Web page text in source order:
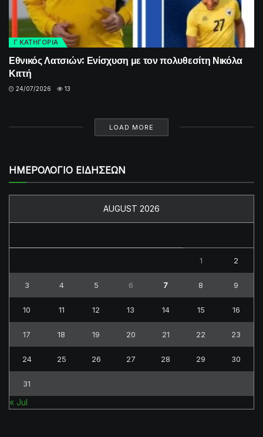
Γ ΚΑΤΗΓΟΡΙΑ
Εθνικός Λατσιών: Ενίσχυση με τον πολυθεσίτη Νικόλα
Κιττή
24/07/2026 13
LOAD MORE
ΗΜΕΡΟΛΟΓΙΟ ΕΙΔΗΣΕΩΝ
AUGUST 2026
1 2
3 4 5 6 7 8 9
10 11 12 13 14 15 16
17 18 19 20 21 22 23
24 25 26 27 28 29 30
31
« Jul